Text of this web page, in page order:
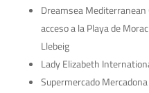
Dreamsea
acceso a la Playa de
Llebeig
Lady Elizabeth
Supermercado Mercadona